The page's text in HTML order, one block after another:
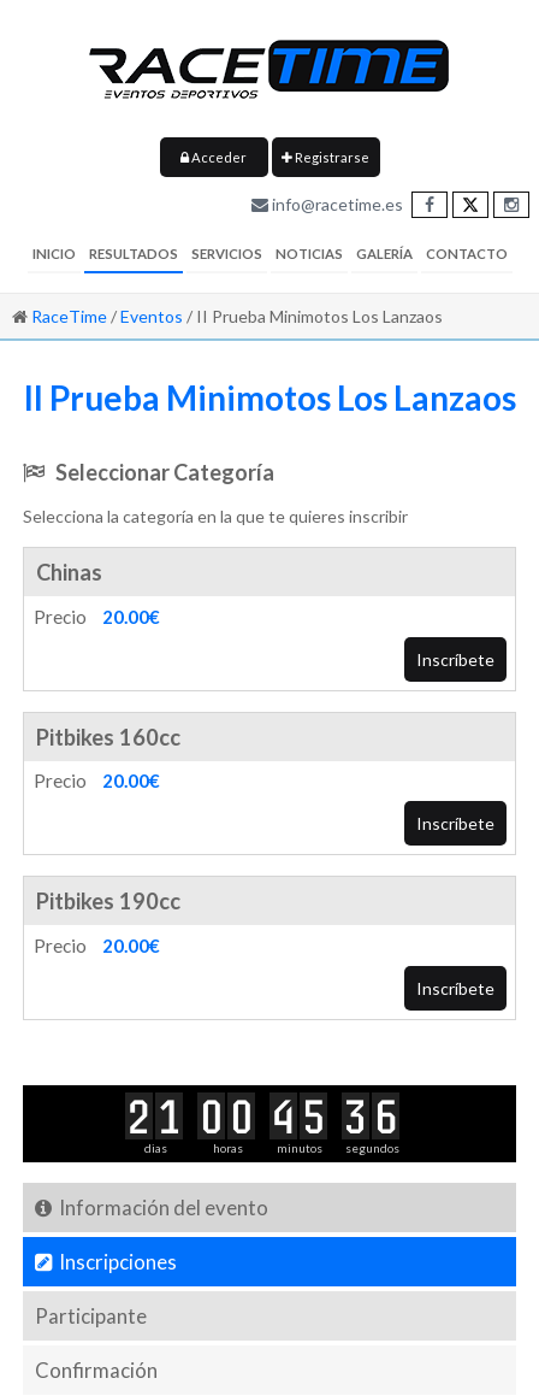
Acceder Registrarse
info@racetime.es
INICIO RESULTADOS SERVICIOS NOTICIAS GALERÍA CONTACTO
RaceTime/Eventos / II Prueba Minimotos Los Lanzaos
II Prueba Minimotos Los Lanzaos
Seleccionar Categoría
Selecciona la categoría en la que te quieres inscribir
Chinas
Precio 20.00€
Inscríbete
Pitbikes 160cc
Precio 20.00€
Inscríbete
Pitbikes 190cc
Precio 20.00€
Inscríbete
0
00
2 1
dias
0 0
horas 00
4 5
minutos
3 6
47
segundos
Información del evento
Inscripciones
Participante
Confirmación